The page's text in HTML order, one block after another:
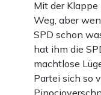
Mit der
Weg, aber
SPD schon
hat ihm die
machtlose
Partei sich so